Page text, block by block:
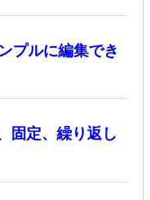
プルに編集でき
固定、繰り返し